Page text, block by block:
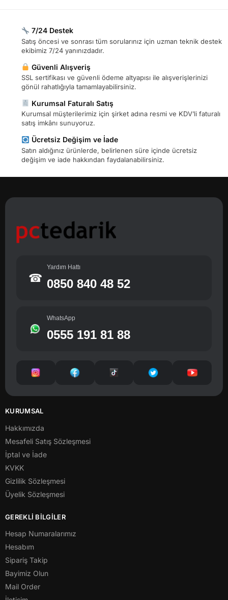
7/24 Destek
Satış öncesi ve sonrası tüm sorularınız için uzman teknik destek
ekibimiz 7/24 yanınızdadır.
Güvenli Alışveriş
SSL sertifikası ve güvenli ödeme altyapısı ile alışverişlerinizi
gönül rahatlığıyla tamamlayabilirsiniz.
Kurumsal Faturalı Satış
Kurumsal müşterilerimiz için şirket adına resmi ve KDV’li faturalı
satış imkânı sunuyoruz.
Ücretsiz Değişim ve İade
Satın aldığınız ürünlerde, belirlenen süre içinde ücretsiz
değişim ve iade hakkından faydalanabilirsiniz.
☎
Yardım Hattı
0850 840 48 52
WhatsApp
0555 191 81 88
KURUMSAL
Hakkımızda
Mesafeli Satış Sözleşmesi
İptal ve İade
KVKK
Gizlilik Sözleşmesi
Üyelik Sözleşmesi
GEREKLİ BİLGİLER
Hesap Numaralarımız
Hesabım
Sipariş Takip
Bayimiz Olun
Mail Order